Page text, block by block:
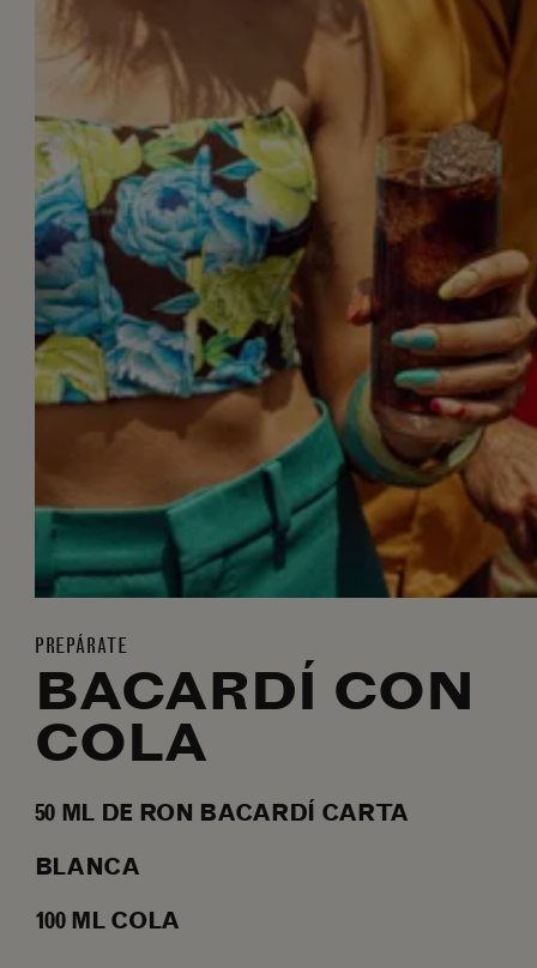
PREPÁRATE
BACARDÍ CON
COLA
50 ML DE RON BACARDÍ CARTA
BLANCA
100MLCOLA